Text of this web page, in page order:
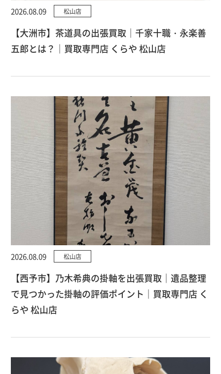
2026.08.09 松山店
【大洲市】茶道具の出張買取｜千家十職・永楽善
五郎とは？｜買取専門店 くらや 松山店
2026.08.09 松山店
【西予市】乃木希典の掛軸を出張買取｜遺品整理
で見つかった掛軸の評価ポイント｜買取専門店 く
らや 松山店